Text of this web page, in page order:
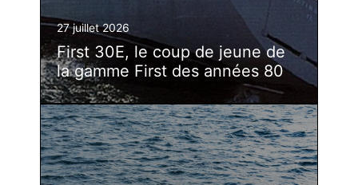
27 juillet 2026
First 30E, le coup de jeune de
la gamme First des années 80